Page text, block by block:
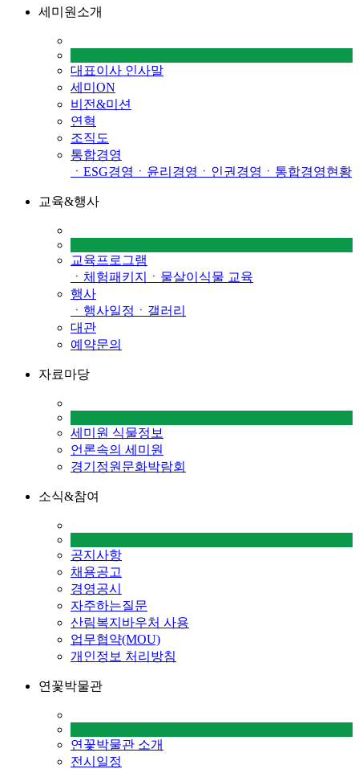
세미원소개
대표이사 인사말
세미ON
비전&미션
연혁
조직도
통합경영
ㆍESG경영 ㆍ윤리경영 ㆍ인권경영 ㆍ통합경영현황
교육&행사
교육프로그램
ㆍ체험패키지
ㆍ물살이식물 교육
행사
ㆍ행사일정 ㆍ갤러리
대관
예약문의
자료마당
세미원 식물정보
언론속의 세미원
경기정원문화박람회
소식&참여
공지사항
채용공고
경영공시
자주하는질문
산림복지바우처 사용
업무협약(MOU)
개인정보 처리방침
연꽃박물관
연꽃박물관 소개
전시일정